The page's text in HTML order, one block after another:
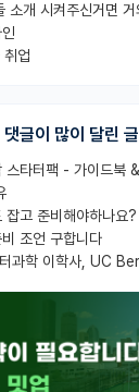
업
글이 많이 달린 글
잡고 준비해야하나요?
조언 구합니다